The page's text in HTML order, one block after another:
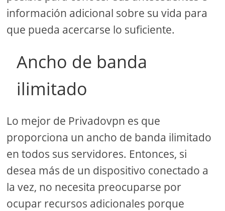
información adicional sobre su vida para
que pueda acercarse lo suficiente.
Ancho de banda
ilimitado
Lo mejor de Privadovpn es que
proporciona un ancho de banda ilimitado
en todos sus servidores. Entonces, si
desea más de un dispositivo conectado a
la vez, no necesita preocuparse por
ocupar recursos adicionales porque